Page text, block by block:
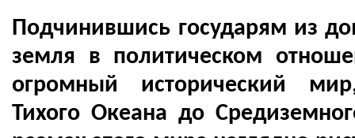
Подчинившись государям из
земля в политическом
огромный исторический
Тихого Океана до